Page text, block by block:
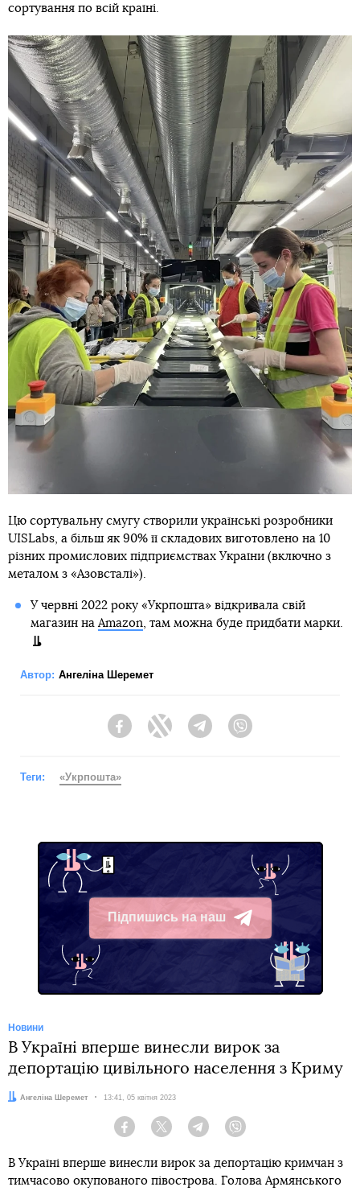
сортування по всій країні.
Цю сортувальну смугу створили українські розробники
UISLabs, а більш як 90% її складових виготовлено на 10
різних промислових підприємствах України (включно з
металом з «Азовсталі»).
У червні 2022 року «Укрпошта» відкривала свій
магазин на Amazon , там можна буде придбати марки.
Автор: Ангеліна Шеремет
FacebookTwitter Telegram
Теги: «Укрпошта»
Підпишись на наш
Telegram
Новини
В Україні вперше винесли вирок за
депортацію цивільного населення з Криму
Автор:
Ангеліна Шеремет Дата:
13:41, 05 квітня 2023
Facebook Twitter Telegram
В Україні вперше винесли вирок за депортацію кримчан з
тимчасово окупованого півострова. Голова Армянського